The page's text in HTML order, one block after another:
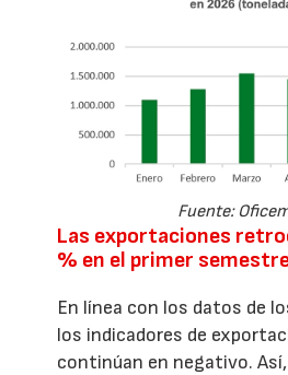
Fuente:
Las exportaciones
% en el primer
En línea con los datos de
los indicadores de
continúan en negativo.